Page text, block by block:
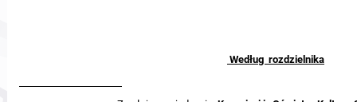
Według rozdzielnika